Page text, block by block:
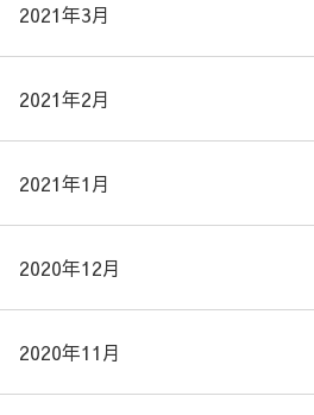
2021年3月
2021年2月
2021年1月
2020年12月
2020年11月